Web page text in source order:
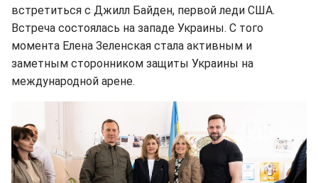
встретиться с Джилл Байден, первой леди США.
Встреча состоялась на западе Украины. С того
момента Елена Зеленская стала активным и
заметным сторонником защиты Украины на
международной арене.